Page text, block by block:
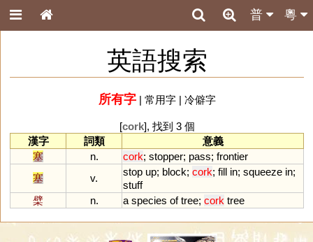
粵
普
英語搜索
所有字| 常用字| 冷僻字
[cork], 找到 3 個
漢字
詞類
意義
塞
n. cork; stopper; pass; frontier
塞
v.
stop up; block; cork; fill in; squeeze in;
stuff
檗
n. a species of tree; cork tree